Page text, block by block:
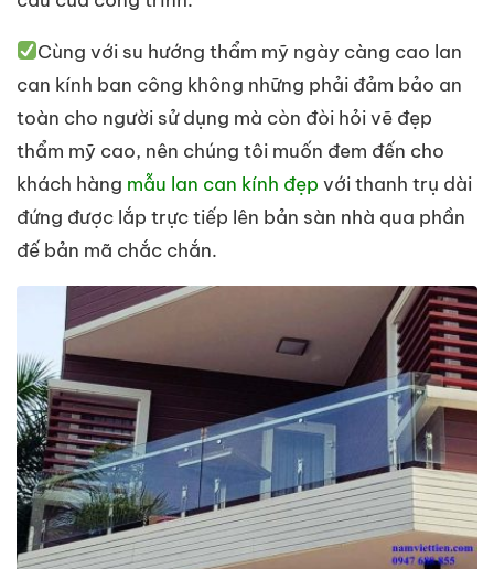
Cùng với su hướng thẩm mỹ ngày càng cao lan
can kính ban công không những phải đảm bảo an
toàn cho người sử dụng mà còn đòi hỏi vẽ đẹp
thẩm mỹ cao, nên chúng tôi muốn đem đến cho
khách hàng mẫu lan can kính đẹp với thanh trụ dài
đứng được lắp trực tiếp lên bản sàn nhà qua phần
đế bản mã chắc chắn.